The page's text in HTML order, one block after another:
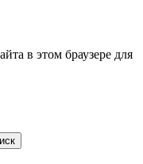
в этом браузере для